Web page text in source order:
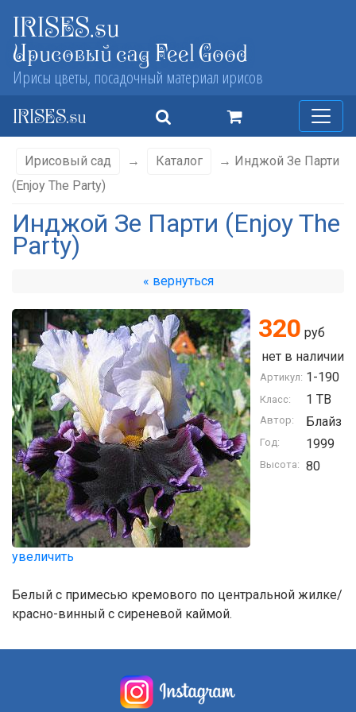
IRISES.su
Ирисовый сад Feel Good
Ирисы цветы, посадочный материал ирисов
IRISES.su
Ирисовый сад → Каталог
→ Инджой Зе Парти
(Enjoy The Party)
Инджой Зе Парти (Enjoy The
Party)
« вернуться
увеличить
320 руб
нет в наличии
Артикул: 1-190
Класс: 1 TB
Автор: Блайз
Год: 1999
Высота: 80
Белый с примесью кремового по центральной жилке/
красно-винный с сиреневой каймой.